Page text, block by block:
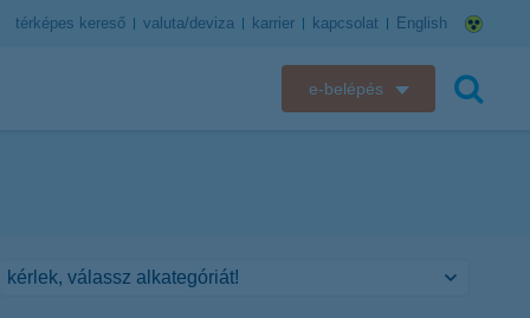
térképes kereső valuta/deviza karrier kapcsolat English
e-belépés